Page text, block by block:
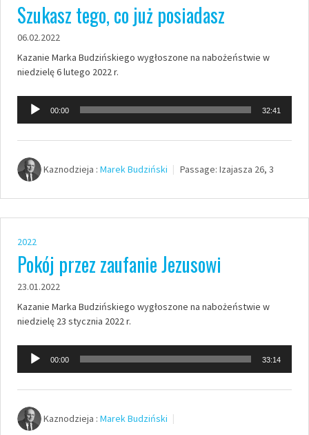
Szukasz tego, co już posiadasz
06.02.2022
Kazanie Marka Budzińskiego wygłoszone na nabożeństwie w
niedzielę 6 lutego 2022 r.
Odtwarzacz
plików
dźwiękowych
00:00 32:41
Kaznodzieja : Marek Budziński Passage: Izajasza 26, 3
2022
Pokój przez zaufanie Jezusowi
23.01.2022
Kazanie Marka Budzińskiego wygłoszone na nabożeństwie w
niedzielę 23 stycznia 2022 r.
Odtwarzacz
plików
dźwiękowych
00:00 33:14
Kaznodzieja : Marek Budziński